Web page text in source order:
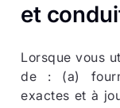
et
Lorsque vous
de : (a)
exactes et à